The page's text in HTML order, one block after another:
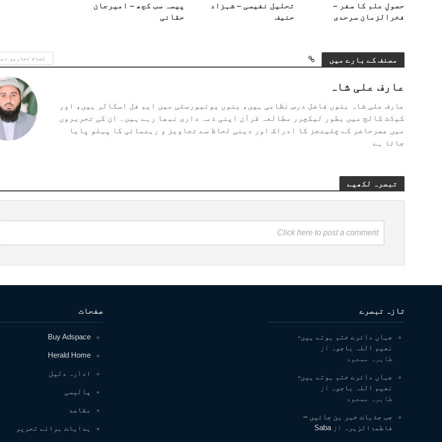
حصولِ علم کا سفر –
فخرالزمان سرحدی
تحلیل نفیسی – شہزاد
حنیف
پیسہ سب کچھ – امیرجان
حقانی
مصنف کے بارے میں تمام تحاریر
عارف علی شاہ
عارف علی شاہ بنوں فاضل درس نظامی ہیں، بنوں یونیورسٹی میں ایم فل اسکالر ہیں، اور
کیڈٹ کالج میں بطور لیکچرر مطالعہ قرآن اپنی ذمہ داری نبھا رہے ہیں۔ ان کی تحریروں
میں عصرحاضر کے چلینجز کا ادراک اور دینی لحاظ سے تجاویز و رہنمائی کا پہلو پایا
جاتا ہے
تبصرہ لکھیے
Click here to post a comment
صفحات
Buy Adspace
Herald Home
ادارہ دلیل
پالیسی
مقاصد
ہدایات برائے تحریر
تازہ تبصرے
جہاں دائرے ختم ہوتے ہیں-
نعیم اللہ باجوہ
از
طاہرہ مسعود
جہاں دائرے ختم ہوتے ہیں-
نعیم اللہ باجوہ
از
طاہرہ مسعود
جب جذبات خبر بن جائیں –
فاطمۃالزہرہ
ازSaba